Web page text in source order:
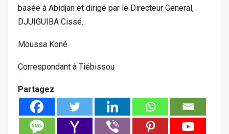
basée à Abidjan et dirigé par le Directeur General,
DJUIGUIBA Cissé.
Moussa Koné
Correspondant à Tiébissou
Partagez